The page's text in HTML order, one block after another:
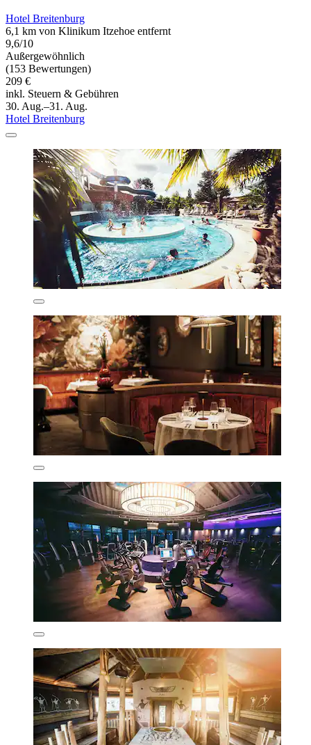
Hotel Breitenburg
6,1 km von Klinikum Itzehoe entfernt
9,6/10
Außergewöhnlich
(153 Bewertungen)
209 €
inkl. Steuern & Gebühren
30. Aug.–31. Aug.
Hotel Breitenburg